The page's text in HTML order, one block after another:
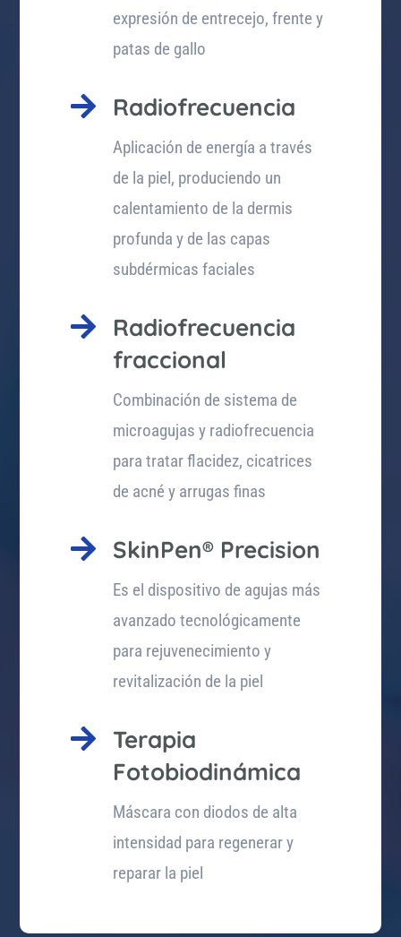
expresión de entrecejo, frente y
patas de gallo
 Radiofrecuencia
Aplicación de energía a través
de la piel, produciendo un
calentamiento de la dermis
profunda y de las capas
subdérmicas faciales

Radiofrecuencia
fraccional
Combinación de sistema de
microagujas y radiofrecuencia
para tratar flacidez, cicatrices
de acné y arrugas finas
 SkinPen® Precision
Es el dispositivo de agujas más
avanzado tecnológicamente
para rejuvenecimiento y
revitalización de la piel
 Terapia
Fotobiodinámica
Máscara con diodos de alta
intensidad para regenerar y
reparar la piel